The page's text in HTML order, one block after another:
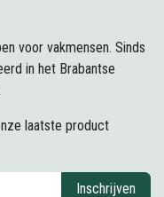
voor vakmensen. Sinds
in het Brabantse
laatste product
Inschrijven